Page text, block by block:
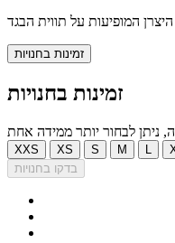
המופיעות על תווית הבגד
זמינות בחנויות
זמינות בחנויות
ניתן לבחור יותר ממידה אחת
XXS XS S M
בדקו בחנויות